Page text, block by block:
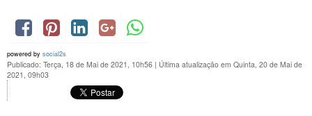
powered by social2s
Publicado: Terça, 18 de Mai de 2021, 10h56 | Última atualização em Quinta, 20 de Mai de
2021, 09h03